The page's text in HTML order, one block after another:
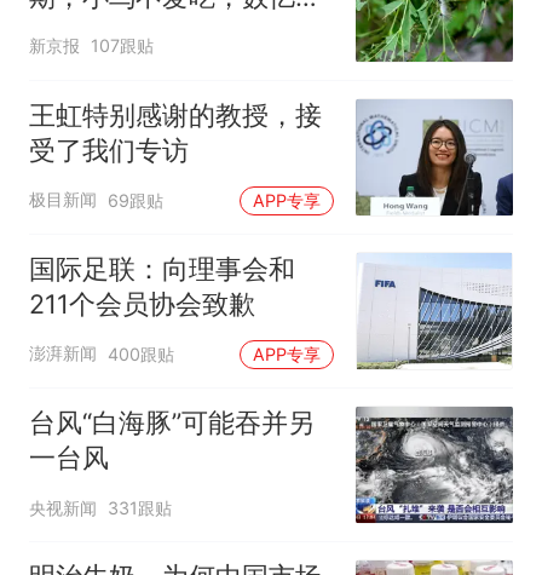
小蜂迎战
新京报 107跟贴
王虹特别感谢的教授，接
受了我们专访
极目新闻 69跟贴 APP专享
国际足联：向理事会和
211个会员协会致歉
澎湃新闻 400跟贴 APP专享
台风“白海豚”可能吞并另
一台风
央视新闻 331跟贴